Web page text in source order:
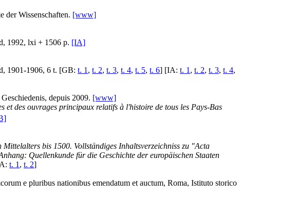
der Wissenschaften. [www]
1992, lxi + 1506 p. [IA]
1901-1906, 6 t. [GB: t. 1 , t. 2, t. 3, t. 4, t. 5, t. 6] [IA: t. 1 , t. 2, t. 3, t. 4,
depuis 2009. [www]
des ouvrages principaux relatifs à l'histoire de tous les Pays-Bas
bis 1500. Vollständiges Inhaltsverzeichniss zu "Acta
Quellenkunde für die Geschichte der europäischen Staaten
t. 1 , t. 2]
e pluribus nationibus emendatum et auctum, Roma, Istituto storico